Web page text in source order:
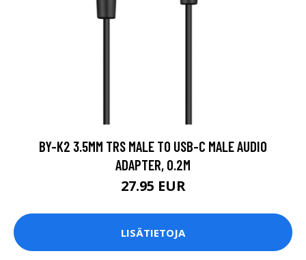
BY-K2 3.5MM TRS MALE TO USB-C MALE AUDIO
ADAPTER, 0.2M
27.95 EUR
LISÄTIETOJA